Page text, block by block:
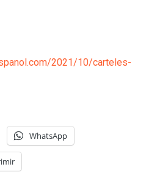
2021/10/carteles-
WhatsApp